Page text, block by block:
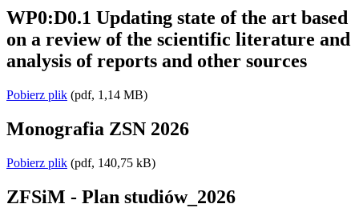
WP0:D0.1 Updating state of the art based
on a review of the scientific literature and
analysis of reports and other sources
Pobierz plik (pdf, 1,14 MB)
Monografia ZSN 2026
Pobierz plik (pdf, 140,75 kB)
ZFSiM - Plan studiów_2026